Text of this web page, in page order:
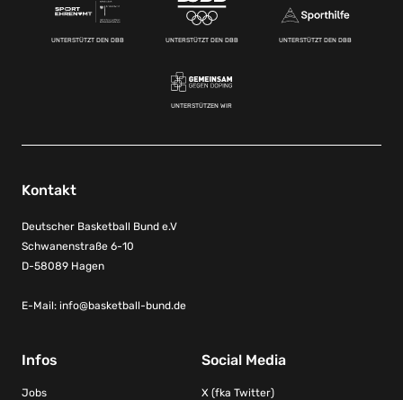
UNTERSTÜTZT DEN DBB UNTERSTÜTZT DEN DBB UNTERSTÜTZT DEN DBB
UNTERSTÜTZEN WIR
Kontakt
Deutscher Basketball Bund e.V
Schwanenstraße 6-10
D-58089 Hagen
E-Mail: info@basketball-bund.de
Infos
Jobs
Social Media
X (fka Twitter)